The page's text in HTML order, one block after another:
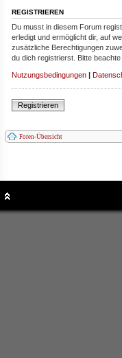
REGISTRIEREN
Du musst in diesem Forum
erledigt und ermöglicht dir, auf
zusätzliche Berechtigungen
du dich registrierst. Bitte
Nutzungsbedingungen
Registrieren
Foren-Übersicht